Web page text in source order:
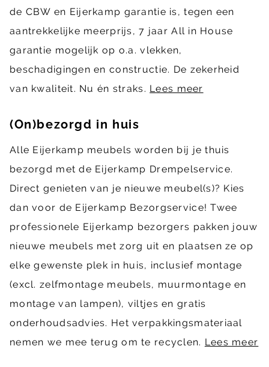
de CBW en Eijerkamp garantie is, tegen een
aantrekkelijke meerprijs, 7 jaar All in House
garantie mogelijk op o.a. vlekken,
beschadigingen en constructie. De zekerheid
van kwaliteit. Nu én straks. Lees meer
(On)bezorgd in huis
Alle Eijerkamp meubels worden bij je thuis
bezorgd met de Eijerkamp Drempelservice.
Direct genieten van je nieuwe meubel(s)? Kies
dan voor de Eijerkamp Bezorgservice! Twee
professionele Eijerkamp bezorgers pakken jouw
nieuwe meubels met zorg uit en plaatsen ze op
elke gewenste plek in huis, inclusief montage
(excl. zelfmontage meubels, muurmontage en
montage van lampen), viltjes en gratis
onderhoudsadvies. Het verpakkingsmateriaal
nemen we mee terug om te recyclen. Lees meer